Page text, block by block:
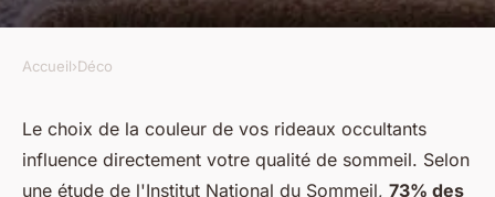
Les couleurs idéales des
rideaux occultants pour mieux
Accueil›Déco
Le choix de la couleur de vos rideaux occultants
influence directement votre qualité de sommeil. Selon
une étude de l'Institut National du Sommeil, 73% des